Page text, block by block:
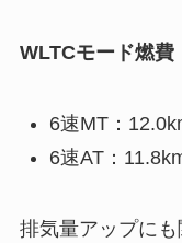
WLTCモード燃費
6速MT：
6速AT：
排気量アップに